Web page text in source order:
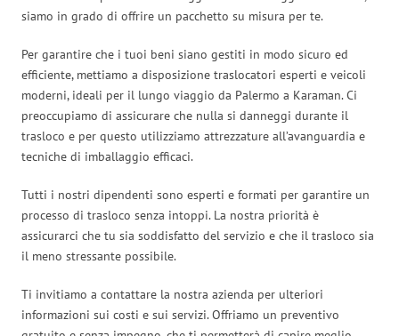
siamo in grado di offrire un pacchetto su misura per te.
Per garantire che i tuoi beni siano gestiti in modo sicuro ed
efficiente, mettiamo a disposizione traslocatori esperti e veicoli
moderni, ideali per il lungo viaggio da Palermo a Karaman. Ci
preoccupiamo di assicurare che nulla si danneggi durante il
trasloco e per questo utilizziamo attrezzature all’avanguardia e
tecniche di imballaggio efficaci.
Tutti i nostri dipendenti sono esperti e formati per garantire un
processo di trasloco senza intoppi. La nostra priorità è
assicurarci che tu sia soddisfatto del servizio e che il trasloco sia
il meno stressante possibile.
Ti invitiamo a contattare la nostra azienda per ulteriori
informazioni sui costi e sui servizi. Offriamo un preventivo